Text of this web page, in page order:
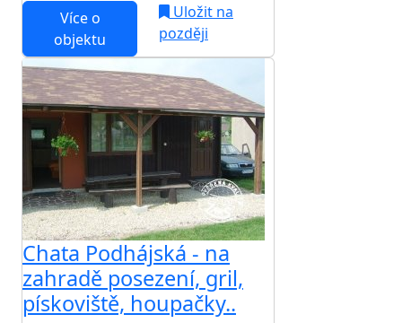
Více o
objektu
Uložit na
později
Chata Podhájská - na
zahradě posezení, gril,
pískoviště, houpačky..